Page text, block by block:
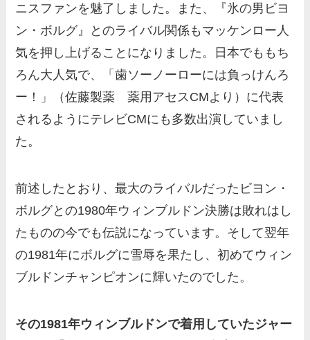
ニスファンを魅了しました。また、『氷の男ビヨ
ン・ボルグ』とのライバル関係もマッケンロー人
気を押し上げることになりました。日本でももち
ろん大人気で、「歯ソーノーローには負っけんろ
ー！」（佐藤製薬 薬用アセスCMより）に代表
されるようにテレビCMにも多数出演していまし
た。
前述したとおり、最大のライバルだったビヨン・
ボルグとの1980年ウィンブルドン決勝は敗れはし
たものの今でも伝説になっています。そして翌年
の1981年にボルグに雪辱を果たし、初めてウィン
ブルドンチャンピオンに輝いたのでした。
その1981年ウィンブルドンで着用していたジャー